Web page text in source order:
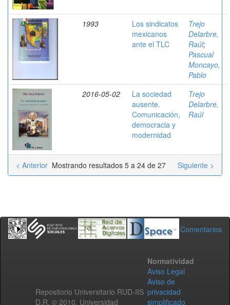
1993
Los sindicatos
mexicanos
ante el TLC
Trejo
Delarbre,
Raúl;
Pascual
Moncayo,
Pablo
2016-05-02
La sociedad
ausente.
Comunicación,
democracia y
modernidad
Trejo
Delarbre,
Raúl
Mostrando resultados 5 a 24 de 27
< Anterior Siguiente >
Comentarios
Repositorio Universitario RUD-IIS
D.R. © 2010. Universidad
Normatividad
Aviso Legal
Aviso de
privacidad
simplificado